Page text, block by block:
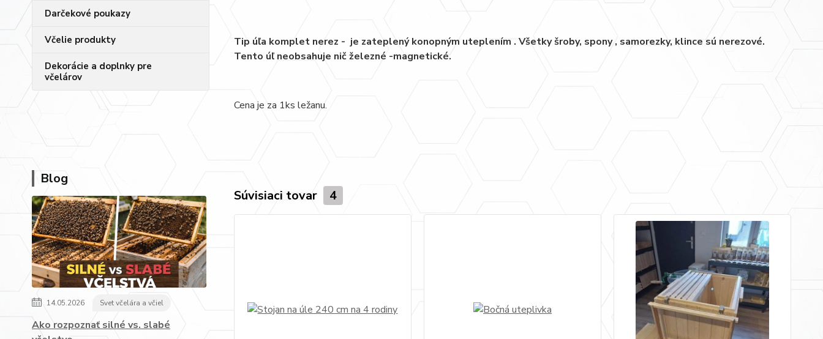
Darčekové poukazy
Včelie produkty
Dekorácie a doplnky pre
včelárov
Blog
14.05.2026 Svet včelára a včiel
Ako rozpoznať silné vs. slabé
Tip úľa komplet nerez - je zateplený konopným uteplením . Všetky šroby, spony , samorezky, klince sú nerezové.
Tento úľ neobsahuje nič železné -magnetické.
Cena je za 1ks ležanu.
Súvisiaci tovar 4